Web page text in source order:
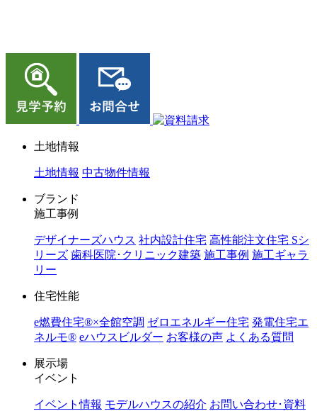
土地情報
土地情報 中古物件情報
ブランド
施工事例
デザイナーズハウス 社内設計住宅 高性能注文住宅 Sシ
リーズ 歯科医院･クリニック建築 施工事例 施工ギャラ
リー
住宅性能
e燃費住宅®︎×全館空調 ゼロエネルギー住宅 発電住宅エ
ネルモ®︎ eハウスビルダー お客様の声 よくある質問
展示場
イベント
イベント情報 モデルハウスの紹介 お問い合わせ･資料